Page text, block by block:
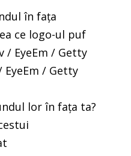
/ EyeEm / Getty
EyeEm / Getty
lor în fața ta?